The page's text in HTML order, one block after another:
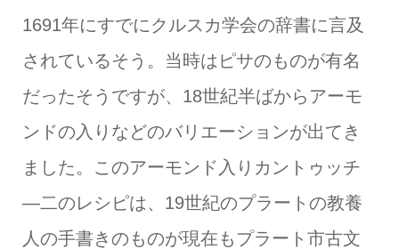
1691年にすでにクルスカ学会の辞書に言及
されているそう。当時はピサのものが有名
だったそうですが、18世紀半ばからアーモ
ンドの入りなどのバリエーションが出てき
ました。このアーモンド入りカントゥッチ
―二のレシピは、19世紀のプラートの教養
人の手書きのものが現在もプラート市古文